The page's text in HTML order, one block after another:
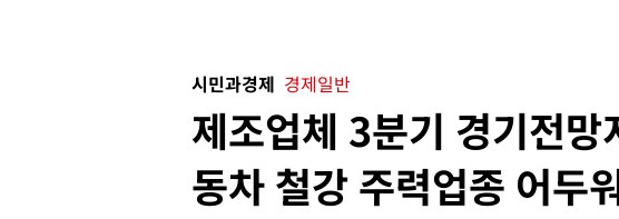
시민과경제 경제일반
제조업체 3분기 경기전
동차 철강 주력업종 어두